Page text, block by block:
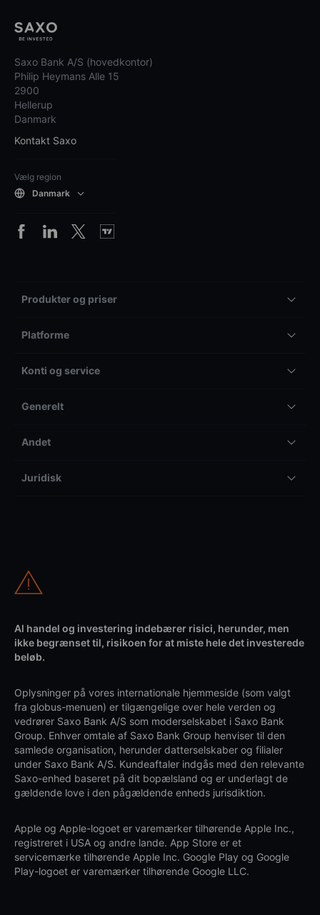
Saxo Bank A/S (hovedkontor)
Philip Heymans Alle 15
2900
Hellerup
Danmark
Kontakt Saxo
Vælg region
Danmark
Produkter og priser
Platforme
Konti og service
Generelt
Andet
Juridisk
Al handel og investering indebærer risici, herunder, men
ikke begrænset til, risikoen for at miste hele det investerede
beløb.
Oplysninger på vores internationale hjemmeside (som valgt
fra globus-menuen) er tilgængelige over hele verden og
vedrører Saxo Bank A/S som moderselskabet i Saxo Bank
Group. Enhver omtale af Saxo Bank Group henviser til den
samlede organisation, herunder datterselskaber og filialer
under Saxo Bank A/S. Kundeaftaler indgås med den relevante
Saxo-enhed baseret på dit bopælsland og er underlagt de
gældende love i den pågældende enheds jurisdiktion.
Apple og Apple-logoet er varemærker tilhørende Apple Inc.,
registreret i USA og andre lande. App Store er et
servicemærke tilhørende Apple Inc. Google Play og Google
Play-logoet er varemærker tilhørende Google LLC.